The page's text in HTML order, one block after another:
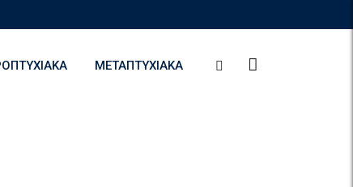
ΜΕΤΑΠΤΥΧΙΑΚΆ